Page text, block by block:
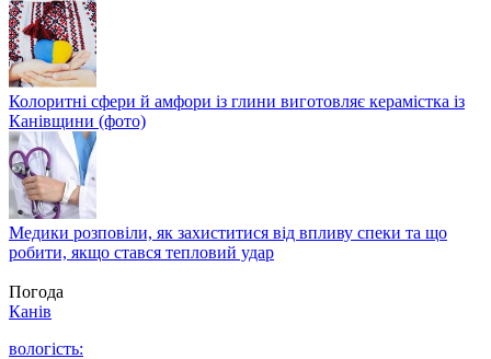
Колоритні сфери й амфори із глини виготовляє керамістка із
Канівщини (фото)
Медики розповіли, як захиститися від впливу спеки та що
робити, якщо стався тепловий удар
Погода
Канів
вологість: